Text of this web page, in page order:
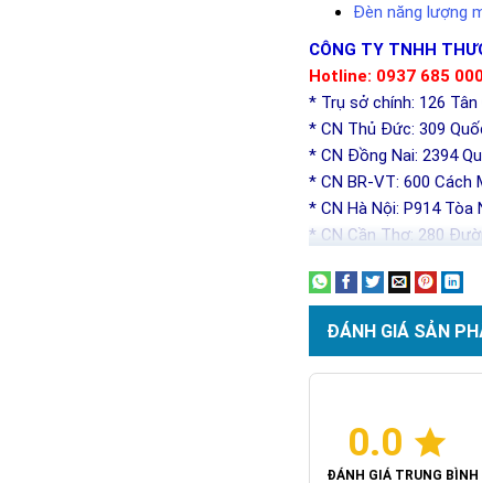
Đèn năng lượng
CÔNG TY TNHH
Hotline: 0937 685
* Trụ sở chính: 126 Tân
* CN Thủ Đức: 309
* CN Đồng Nai: 2394
* CN BR-VT: 600 Cách
* CN Hà Nội: P914
* CN Cần Thơ: 280
ĐÁNH GIÁ SẢN
0.0
ĐÁNH GIÁ TRUNG BÌNH